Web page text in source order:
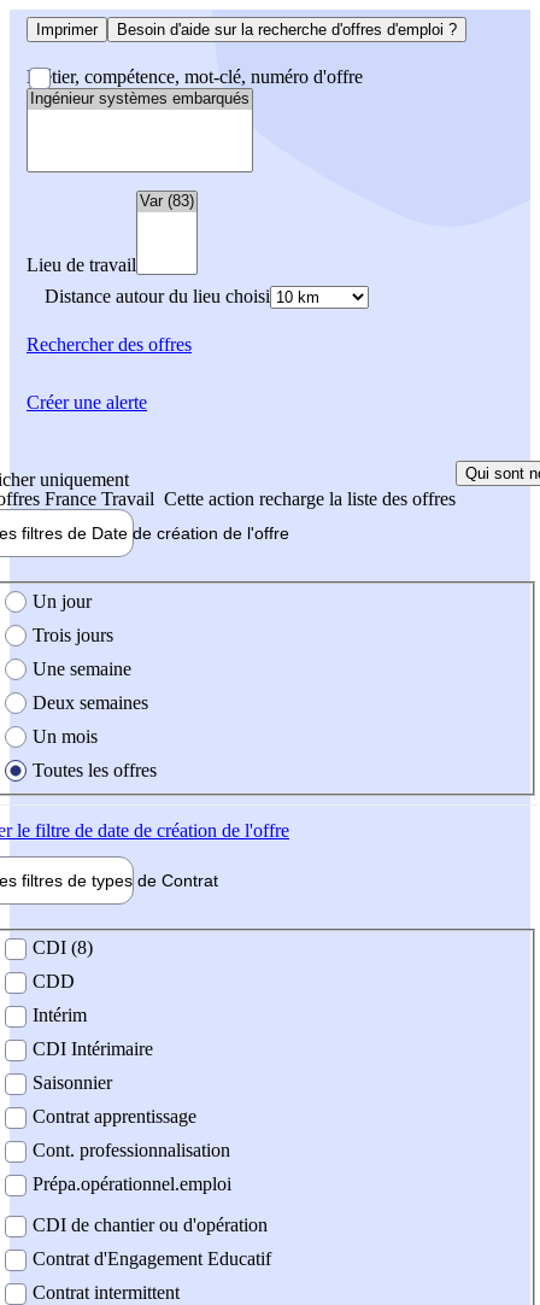
Imprimer Besoin d'aide sur la recherche d'offres d'emploi ?
Métier, compétence, mot-clé, numéro d'offre
Lieu de travail
Distance autour du lieu choisi
Rechercherdes offres
uniquement
France Travail Cette action recharge la liste des offres
Qui sont
filtres de Date de création de l'offre
création de l'offre
Un jour
Trois jours
Une semaine
Deux semaines
Un mois
Toutes les offres
le filtre de date de création de l'offre
filtres de types de Contrat
contrat
CDI (8)
CDD
Intérim
CDI Intérimaire
Saisonnier
Contrat apprentissage
Cont. professionnalisation
Prépa.opérationnel.emploi
CDI de chantier ou d'opération
Contrat d'Engagement Educatif
Contrat intermittent
Créer une alerte